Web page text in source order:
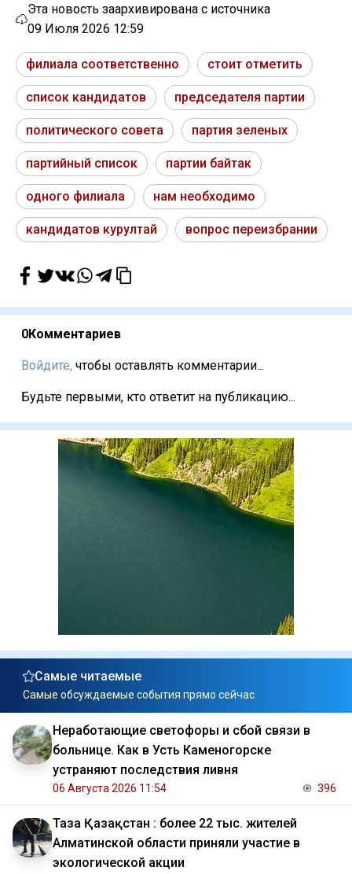
Эта новость заархивирована с источника
09 Июля 2026 12:59
филиала соответственно стоит отметить
список кандидатов председателя партии
политического совета партия зеленых
партийный список партии байтак
одного филиала нам необходимо
кандидатов курултай вопрос переизбрании
0Комментариев
Войдите, чтобы оставлять комментарии...
Будьте первыми, кто ответит на публикацию...
Самые читаемые
Самые обсуждаемые события прямо сейчас
Неработающие светофоры и сбой связи в
больнице. Как в Усть Каменогорске
устраняют последствия ливня
06 Августа 2026 11:54 396
Таза Қазақстан : более 22 тыс. жителей
Алматинской области приняли участие в
экологической акции